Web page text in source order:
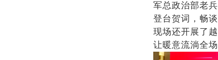
军总政治部老
登台贺词，畅
现场还开展了
让暖意流淌全